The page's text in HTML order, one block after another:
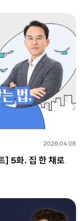
2026.04.06
] 5화. 집 한 채로